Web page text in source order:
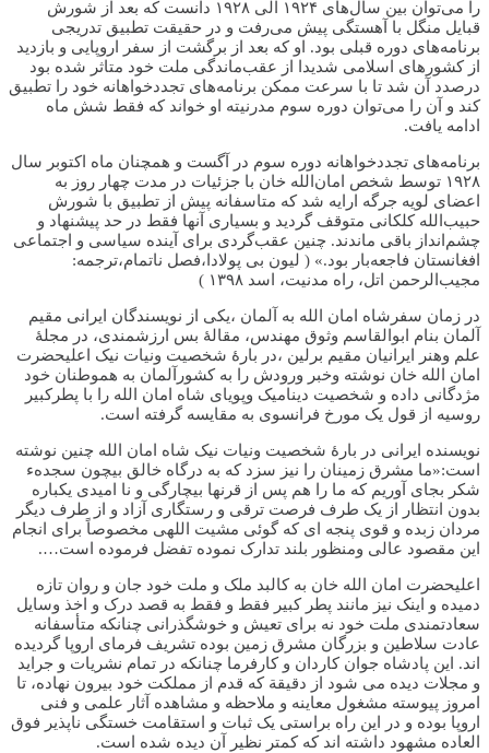
را می‌توان بین سال‌های ۱۹۲۴ الی ۱۹۲۸ دانست که بعد از شورش
قبایل منگل با آهستگی پیش می‌رفت و در حقیقت تطبیق تدریجی
برنامه‌های دوره قبلی بود. او که بعد از برگشت از سفر اروپایی و بازدید
از کشورهای اسلامی شدیدا از عقب‌ماندگی ملت خود متاثر شده بود
درصدد آن شد تا با سرعت ممکن برنامه‌های تجددخواهانه خود را تطبیق
کند و آن را می‌توان دوره سوم مدرنیته او خواند که فقط شش ماه
ادامه یافت.
برنامه‌های تجددخواهانه دوره سوم در آگست و همچنان ماه اکتوبر سال
۱۹۲۸ توسط شخص امان‌الله خان با جزئیات در مدت چهار روز به
اعضای لویه جرگه ارایه شد که متاسفانه پیش از تطبیق با شورش
حبیب‌الله کلکانی متوقف گردید و بسیاری آنها فقط در حد پیشنهاد و
چشم‌انداز باقی ماندند. چنین عقب‌گردی برای آینده سیاسی و اجتماعی
افغانستان فاجعه‌بار بود.» ( لیون بی پولادا،فصل ناتمام،ترجمه:
مجیب‌الرحمن اتل، راه مدنیت، اسد ۱۳۹۸ )
در زمان سفرشاه امان الله به آلمان ،یکی از نویسندگان ایرانی مقیم
آلمان بنام ابوالقاسم وثوق مهندس، مقالۀ بس ارزشمندی، در مجلۀ
علم وهنر ایرانیان مقیم برلین ،در بارۀ شخصیت ونیات نیک اعلیحضرت
امان الله خان نوشته وخبر ورودش را به کشورآلمان به هموطنان خود
مژدگانی داده و شخصیت دینامیک وپویای شاه امان الله را با پطرکبیر
روسیه از قول یک مورخ فرانسوی به مقایسه گرفته است.
نویسنده ایرانی در بارۀ شخصیت ونیات نیک شاه امان الله چنین نوشته
است:«ما مشرق زمینان را نیز سزد که به درگاه خالق بیچون سجدهء
شکر بجای آوریم که ما را هم پس از قرنها بیچارگی و نا امیدی یکباره
بدون انتظار از یک طرف فرصت ترقی و رستگاری آزاد و از طرف دیگر
مردان زبده و قوی پنجه ای که گوئی مشیت اللهی مخصوصاً برای انجام
این مقصود عالی ومنظور بلند تدارک نموده تفضل فرموده است….
اعلیحضرت امان الله خان به کالبد ملک و ملت خود جان و روان تازه
دمیده و اینک نیز مانند پطر کبیر فقط و فقط به قصد درک و اخذ وسایل
سعادتمندی ملت خود نه برای تعیش و خوشگذرانی چنانکه متأسفانه
عادت سلاطین و بزرگان مشرق زمین بوده تشریف فرمای اروپا گردیده
اند. این پادشاه جوان کاردان و کارفرما چنانکه در تمام نشریات و جراید
و مجلات دیده می شود از دقیقة که قدم از مملکت خود بیرون نهاده، تا
امروز پیوسته مشغول معاینه و ملاحظه و مشاهده آثار علمی و فنی
اروپا بوده و در این راه براستی یک ثبات و استقامت خستگی ناپذیر فوق
العاده مشهود داشته اند که کمتر نظیر آن دیده شده است.